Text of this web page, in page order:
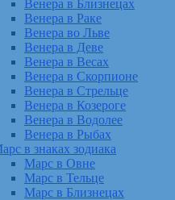
Венера в Близнецах
Венера в Раке
Венера во Льве
Венера в Деве
Венера в Весах
Венера в Скорпионе
Венера в Стрельце
Венера в Козероге
Венера в Водолее
Венера в Рыбах
в знаках зодиака
Марс в Овне
Марс в Тельце
Марс в Близнецах